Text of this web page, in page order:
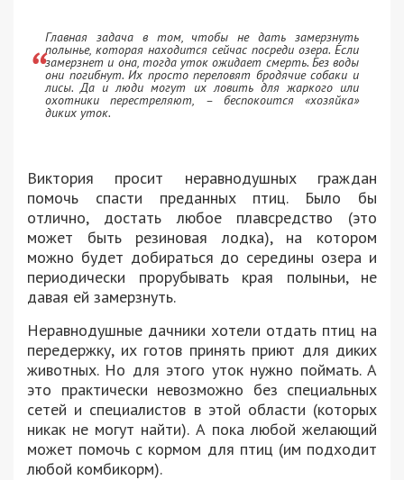
Главная задача в том, чтобы не дать замерзнуть
полынье, которая находится сейчас посреди озера. Если
замерзнет и она, тогда уток ожидает смерть. Без воды
они погибнут. Их просто переловят бродячие собаки и
лисы. Да и люди могут их ловить для жаркого или
охотники перестреляют, – беспокоится «хозяйка»
диких уток.
Виктория просит неравнодушных граждан
помочь спасти преданных птиц. Было бы
отлично, достать любое плавсредство (это
может быть резиновая лодка), на котором
можно будет добираться до середины озера и
периодически прорубывать края полыньи, не
давая ей замерзнуть.
Неравнодушные дачники хотели отдать птиц на
передержку, их готов принять приют для диких
животных. Но для этого уток нужно поймать. А
это практически невозможно без специальных
сетей и специалистов в этой области (которых
никак не могут найти). А пока любой желающий
может помочь с кормом для птиц (им подходит
любой комбикорм).